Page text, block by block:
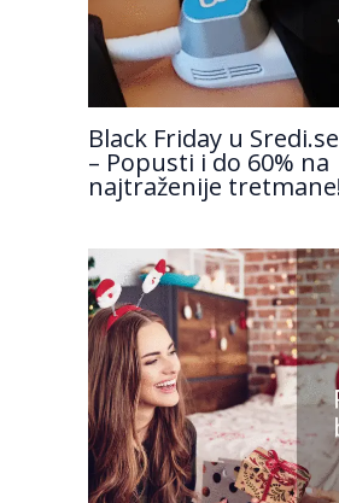
Black Friday u
– Popusti i do 60% na
najtraženije